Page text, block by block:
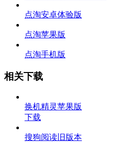
点淘安卓体验版
点淘苹果版
点淘手机版
相关下载
换机精灵苹果版
下载
搜狗阅读旧版本